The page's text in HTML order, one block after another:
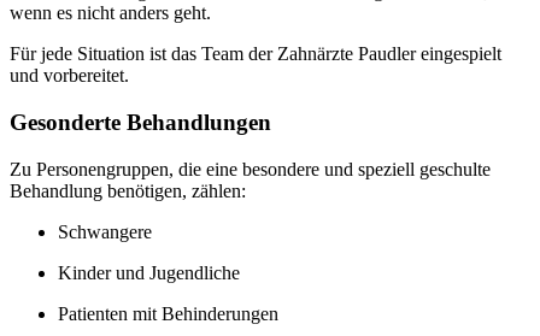
wenn es nicht anders geht.
Für jede Situation ist das Team der Zahnärzte Paudler eingespielt
und vorbereitet.
Gesonderte Behandlungen
Zu Personengruppen, die eine besondere und speziell geschulte
Behandlung benötigen, zählen:
Schwangere
Kinder und Jugendliche
Patienten mit Behinderungen